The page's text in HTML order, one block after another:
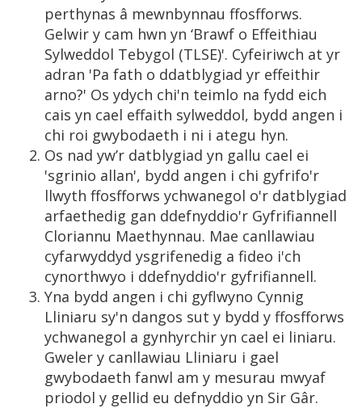
perthynas â mewnbynnau ffosfforws.
Gelwir y cam hwn yn ‘Brawf o Effeithiau
Sylweddol Tebygol (TLSE)'. Cyfeiriwch at yr
adran 'Pa fath o ddatblygiad yr effeithir
arno?' Os ydych chi'n teimlo na fydd eich
cais yn cael effaith sylweddol, bydd angen i
chi roi gwybodaeth i ni i ategu hyn.
Os nad yw’r datblygiad yn gallu cael ei
'sgrinio allan', bydd angen i chi gyfrifo'r
llwyth ffosfforws ychwanegol o'r datblygiad
arfaethedig gan ddefnyddio'r Gyfrifiannell
Cloriannu Maethynnau. Mae canllawiau
cyfarwyddyd ysgrifenedig a fideo i'ch
cynorthwyo i ddefnyddio'r gyfrifiannell.
Yna bydd angen i chi gyflwyno Cynnig
Lliniaru sy'n dangos sut y bydd y ffosfforws
ychwanegol a gynhyrchir yn cael ei liniaru.
Gweler y canllawiau Lliniaru i gael
gwybodaeth fanwl am y mesurau mwyaf
priodol y gellid eu defnyddio yn Sir Gâr.